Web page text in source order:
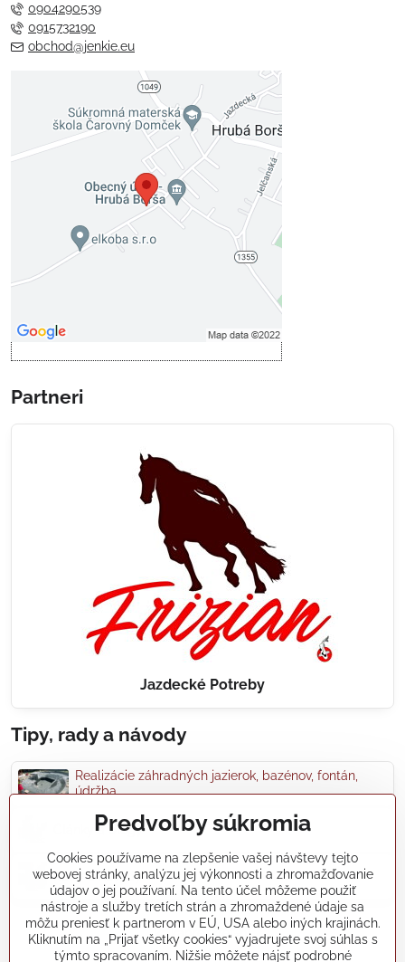
0904290539
0915732190
obchod@jenkie.eu
Externý obsah je blokovaný
Voľbami súkromia
Prajete si načítať externý obsah?
Povoliť tentokrát
Povoliť a zapamätať - súhlas s
Partneri
Jazdecké Potreby
Tipy, rady a návody
Realizácie záhradných jazierok, bazénov, fontán,
údržba...
Články a blogy
Rady a návody
koikapre/?ref=hl
Predvoľby súkromia
Cookies používame na zlepšenie vašej návštevy tejto
webovej stránky, analýzu jej výkonnosti a zhromažďovanie
údajov o jej používaní. Na tento účel môžeme použiť
nástroje a služby tretích strán a zhromaždené údaje sa
môžu preniesť k partnerom v EÚ, USA alebo iných krajinách.
Kliknutím na „Prijať všetky cookies“ vyjadrujete svoj súhlas s
týmto spracovaním. Nižšie môžete nájsť podrobné